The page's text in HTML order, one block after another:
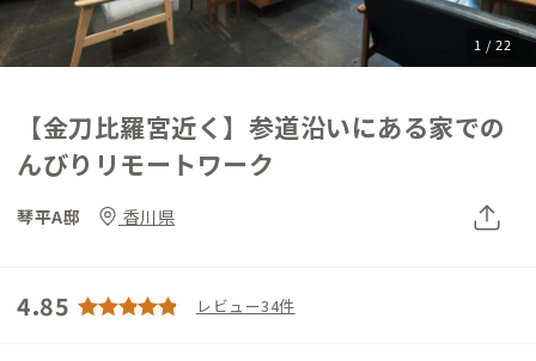
1 / 22
【金刀比羅宮近く】参道沿いにある家での
んびりリモートワーク
琴平A邸 香川県
4.85 レビュー34件